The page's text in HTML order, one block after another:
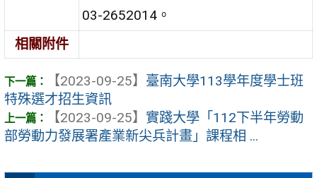
03-2652014。
相關附件
【2023-09-25】 臺南大學113學年度學士班
特殊選才招生資訊
【2023-09-25】 實踐大學「112下半年勞動
部勞動力發展署產業新尖兵計畫」課程相 ...